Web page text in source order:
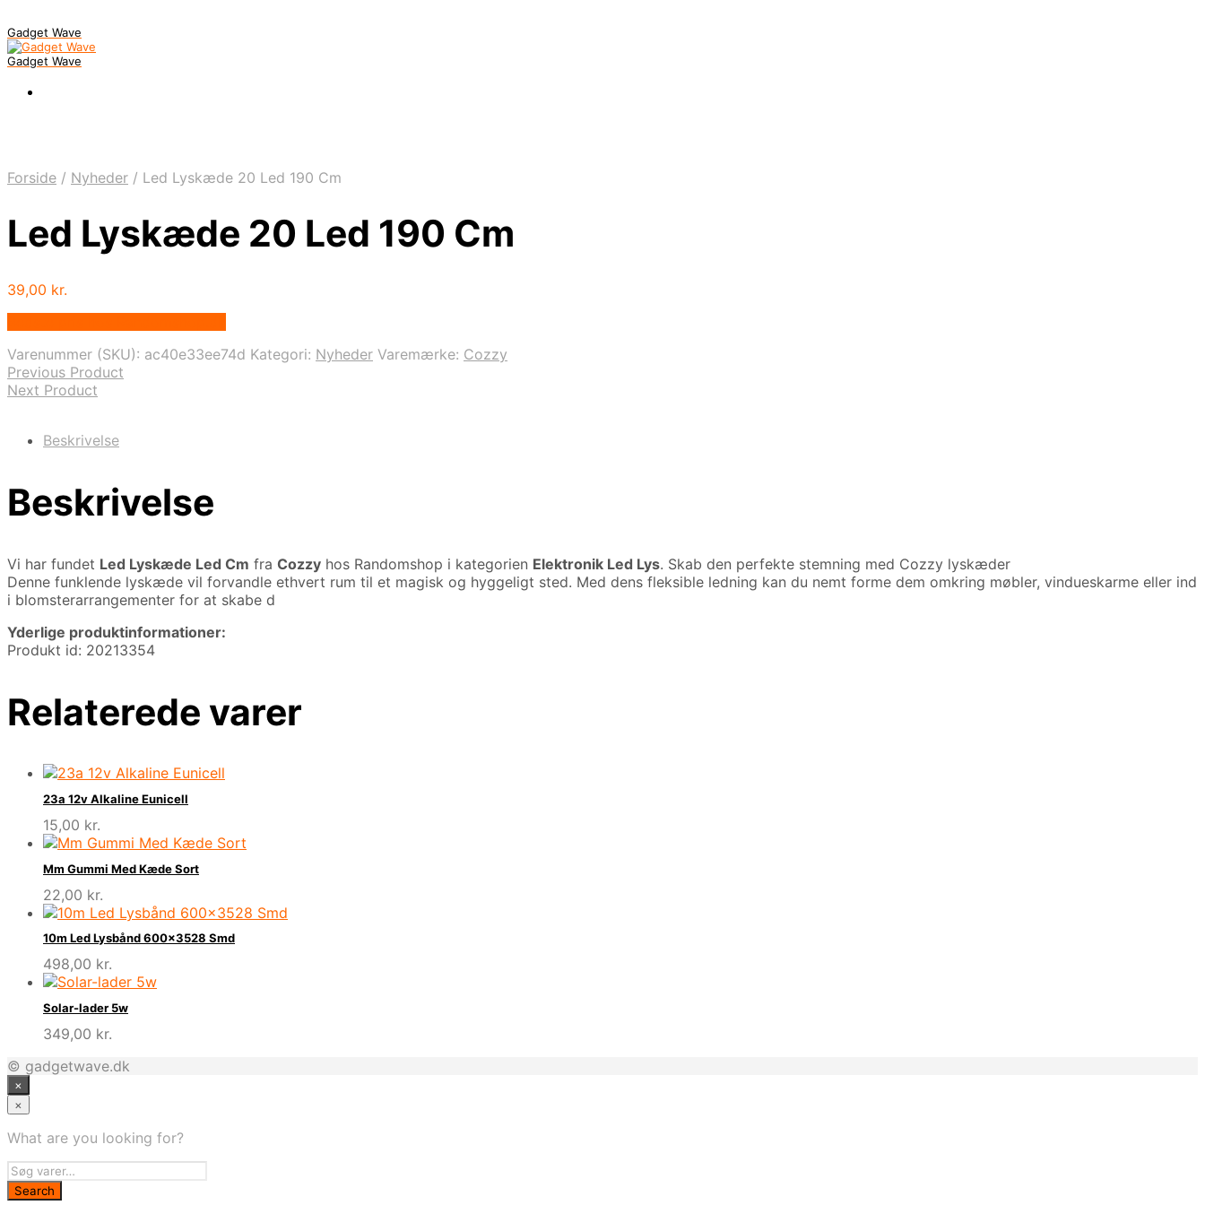
Gadget Wave
Gadget Wave
Forside / Nyheder / Led Lyskæde 20 Led 190 Cm
Led Lyskæde 20 Led 190 Cm
39,00 kr.
Varenummer (SKU): ac40e33ee74d Kategori: Nyheder Varemærke: Cozzy
Previous Product
Next Product
Beskrivelse
Beskrivelse
Vi har fundet Led Lyskæde Led Cm fra Cozzy hos Randomshop i kategorien Elektronik Led Lys. Skab den perfekte stemning med Cozzy lyskæder
Denne funklende lyskæde vil forvandle ethvert rum til et magisk og hyggeligt sted. Med dens fleksible ledning kan du nemt forme dem omkring møbler, vindueskarme eller ind
i blomsterarrangementer for at skabe d
Yderlige produktinformationer:
Produkt id: 20213354
Relaterede varer
23a 12v Alkaline Eunicell
15,00 kr.
Mm Gummi Med Kæde Sort
22,00 kr.
10m Led Lysbånd 600×3528 Smd
498,00 kr.
Solar-lader 5w
349,00 kr.
© gadgetwave.dk
×
×
What are you looking for?